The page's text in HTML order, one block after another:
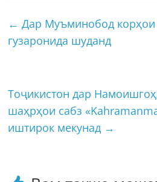
← Дар Муъминобод корҳои
гузаронида шуданд
Тоҷикистон дар
шаҳрҳои сабз
иштирок мекунад →